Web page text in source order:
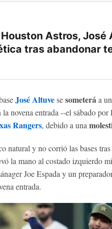
Astros, José
tras abandonar
José Altuvesesometerá a
la novena entrada --el sábado
Rangers, debido a una
natural y no corrió las bases
la mano al costado izquierdo
Joe Espada y un
entrada.